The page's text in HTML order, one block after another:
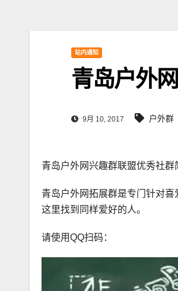
站内通知
青岛户外
9月 10, 2017 户外群
青岛户外网兴趣群联盟优秀社群
青岛户外网拓展群是专门针对
这里找到同样爱好的人。
请使用QQ扫码：